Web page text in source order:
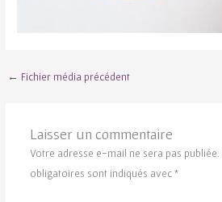
← Fichier média précédent
Laisser un commentaire
Votre adresse e-mail ne sera pas publiée.
obligatoires sont indiqués avec*